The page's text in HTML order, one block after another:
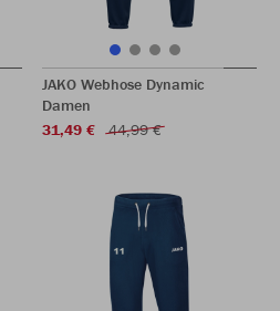
JAKO Webhose Dynamic
Damen
31,49 €
44,99 €